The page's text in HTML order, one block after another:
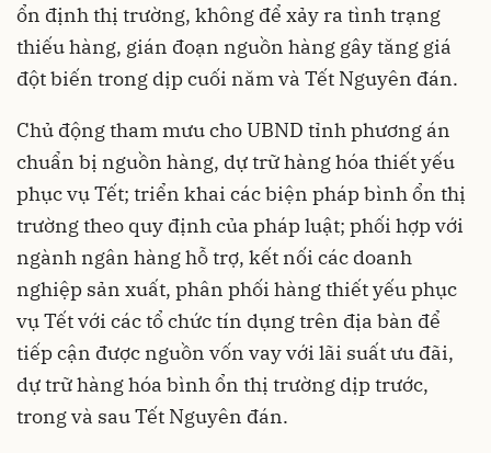
ổn định thị trường, không để xảy ra tình trạng
thiếu hàng, gián đoạn nguồn hàng gây tăng giá
đột biến trong dịp cuối năm và Tết Nguyên đán.
Chủ động tham mưu cho UBND tỉnh phương án
chuẩn bị nguồn hàng, dự trữ hàng hóa thiết yếu
phục vụ Tết; triển khai các biện pháp bình ổn thị
trường theo quy định của pháp luật; phối hợp với
ngành ngân hàng hỗ trợ, kết nối các doanh
nghiệp sản xuất, phân phối hàng thiết yếu phục
vụ Tết với các tổ chức tín dụng trên địa bàn để
tiếp cận được nguồn vốn vay với lãi suất ưu đãi,
dự trữ hàng hóa bình ổn thị trường dịp trước,
trong và sau Tết Nguyên đán.